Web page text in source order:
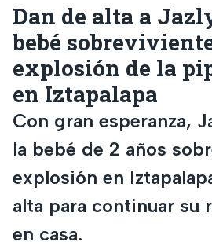
Dan de alta a
bebé
explosión de la
en Iztapalapa
Con gran esperanza,
la bebé de 2 años
explosión en
alta para continuar su
en casa.